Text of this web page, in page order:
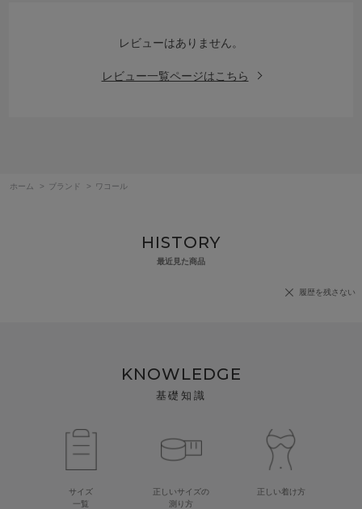
レビューはありません。
レビュー一覧ページはこちら
ホーム > ブランド > ワコール
HISTORY
最近見た商品
履歴を残さない
KNOWLEDGE
基礎知識
サイズ
一覧
正しいサイズの
測り方
正しい着け方